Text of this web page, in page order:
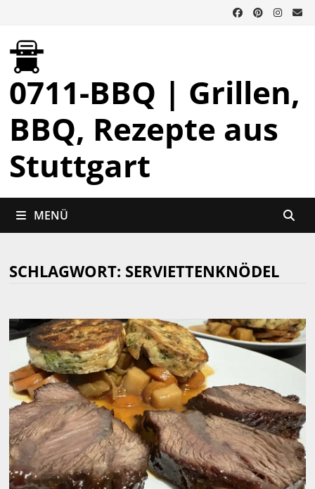
Inhalt
0711-BBQ | Grillen,
BBQ, Rezepte aus
Stuttgart
MENÜ
SCHLAGWORT: SERVIETTENKNÖDEL